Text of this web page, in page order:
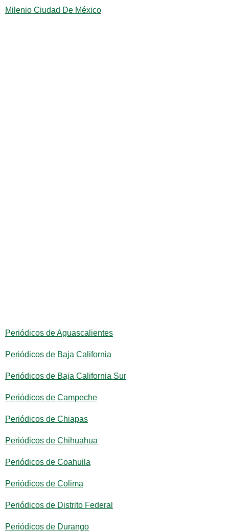
Milenio Ciudad De México
Periódicos de Aguascalientes
Periódicos de Baja California
Periódicos de Baja California Sur
Periódicos de Campeche
Periódicos de Chiapas
Periódicos de Chihuahua
Periódicos de Coahuila
Periódicos de Colima
Periódicos de Distrito Federal
Periódicos de Durango